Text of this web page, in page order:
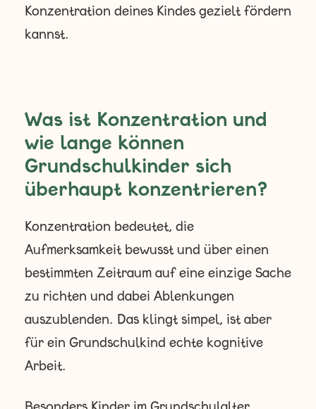
Konzentration deines Kindes gezielt fördern
kannst.
Was ist Konzentration und
wie lange können
Grundschulkinder sich
überhaupt konzentrieren?
Konzentration bedeutet, die
Aufmerksamkeit bewusst und über einen
bestimmten Zeitraum auf eine einzige Sache
zu richten und dabei Ablenkungen
auszublenden. Das klingt simpel, ist aber
für ein Grundschulkind echte kognitive
Arbeit.
Besonders Kinder im Grundschulalter